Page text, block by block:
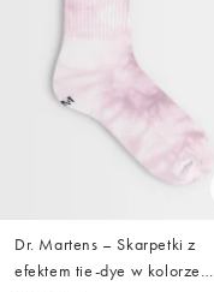
Dr. Martens – Skarpetki z
efektem tie-dye w kolorze